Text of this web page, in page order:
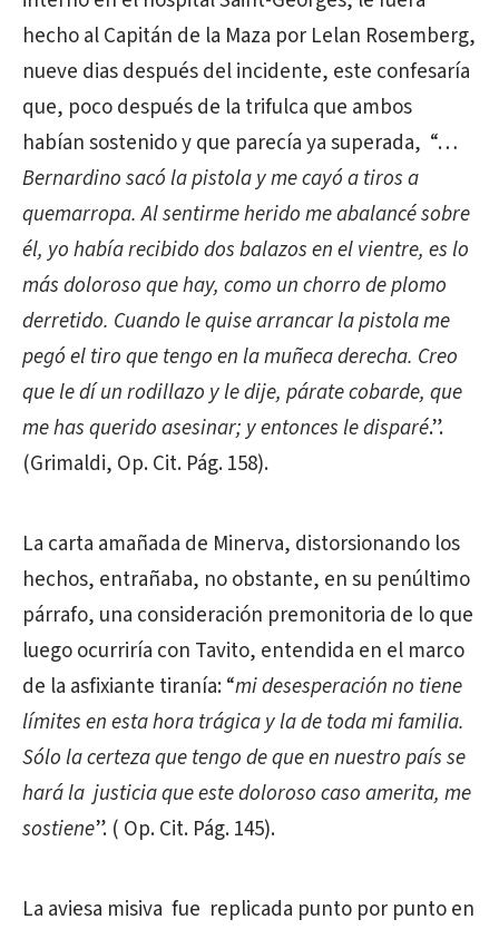
hecho al Capitán de la Maza por Lelan Rosemberg,
nueve dias después del incidente, este confesaría
que, poco después de la trifulca que ambos
habían sostenido y que parecía ya superada, “…
Bernardino sacó la pistola y me cayó a tiros a
quemarropa. Al sentirme herido me abalancé sobre
él, yo había recibido dos balazos en el vientre, es lo
más doloroso que hay, como un chorro de plomo
derretido. Cuando le quise arrancar la pistola me
pegó el tiro que tengo en la muñeca derecha. Creo
que le dí un rodillazo y le dije, párate cobarde, que
me has querido asesinar; y entonces le disparé.”.
(Grimaldi, Op. Cit. Pág. 158).
La carta amañada de Minerva, distorsionando los
hechos, entrañaba, no obstante, en su penúltimo
párrafo, una consideración premonitoria de lo que
luego ocurriría con Tavito, entendida en el marco
de la asfixiante tiranía: “mi desesperación no tiene
límites en esta hora trágica y la de toda mi familia.
Sólo la certeza que tengo de que en nuestro país se
hará la justicia que este doloroso caso amerita, me
sostiene”. ( Op. Cit. Pág. 145).
La aviesa misiva fue replicada punto por punto en